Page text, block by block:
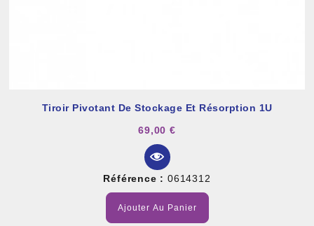
Tiroir Pivotant De Stockage Et Résorption 1U
69,00 €
Référence : 0614312
Ajouter Au Panier